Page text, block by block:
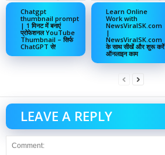
Chatgpt
thumbnail prompt
| 1 मिनट में बनाएं
प्रोफेशनल YouTube
Thumbnail – सिर्फ
ChatGPT से!
Learn Online
Work with
NewsViralSK.com
|
NewsViralSK.com
के साथ सीखें और शुरू करें
ऑनलाइन काम
LEAVE A REPLY